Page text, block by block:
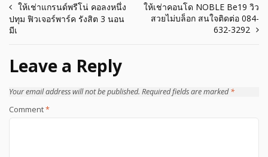
Post
navigation
ให้เช่าแกรนด์พรีโน่ คอลงหนึ่ง
ปทุม ฟิวเจอร์พาร์ค รังสิต 3 นอน
มีเ
ให้เช่าคอนโด NOBLE Be19 วิว
สวยไม่บล็อก สนใจติดต่อ 084-
632-3292
Leave a Reply
Your email address will not be published. Required fields are marked*
Comment*